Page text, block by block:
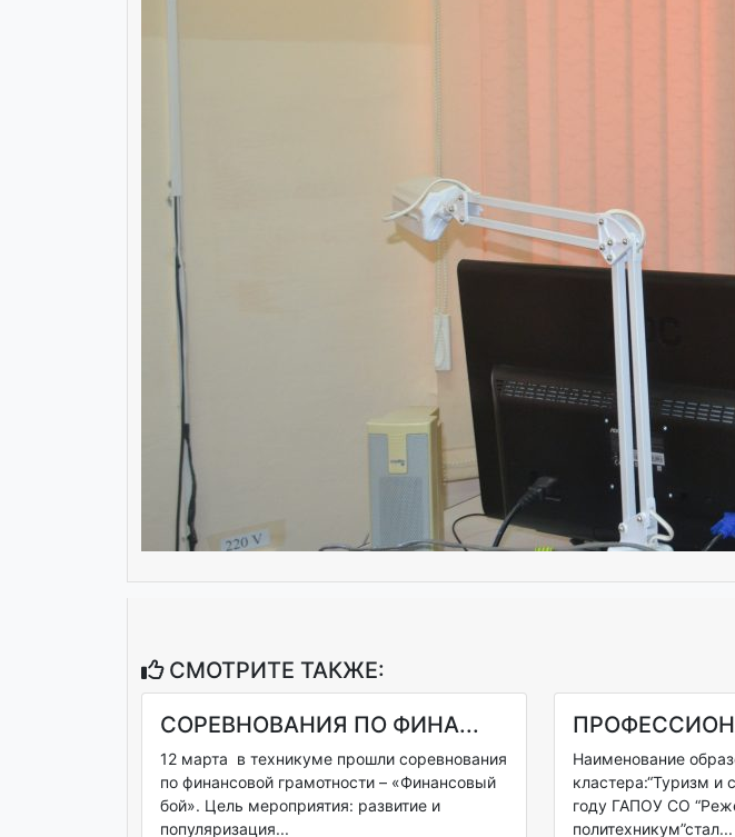
СМОТРИТЕ ТАКЖЕ:
СОРЕВНОВАНИЯ ПО ФИНА...
12 марта в техникуме прошли соревнования
по финансовой грамотности – «Финансовый
бой». Цель мероприятия: развитие и
популяризация...
Наименование
кластера:“Туризм и
году ГАПОУ СО
политехникум”стал...